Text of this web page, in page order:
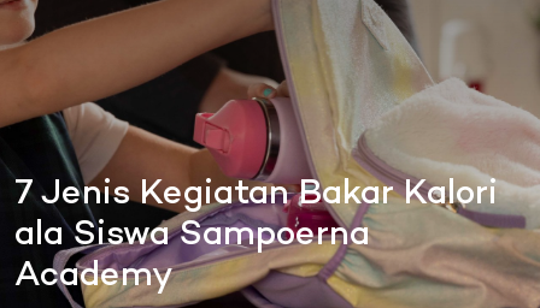
7 Jenis Kegiatan Bakar Kalori
ala Siswa Sampoerna
Academy